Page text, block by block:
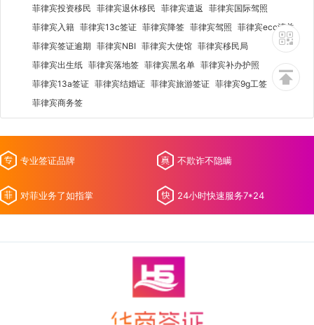
菲律宾投资移民 菲律宾退休移民 菲律宾遣返 菲律宾国际驾照
菲律宾入籍 菲律宾13c签证 菲律宾降签 菲律宾驾照 菲律宾ecc清关
菲律宾签证逾期 菲律宾NBI 菲律宾大使馆 菲律宾移民局
菲律宾出生纸 菲律宾落地签 菲律宾黑名单 菲律宾补办护照
菲律宾13a签证 菲律宾结婚证 菲律宾旅游签证 菲律宾9g工签
菲律宾商务签
专业签证品牌 不欺诈不隐瞒
对菲业务了如指掌 24小时快速服务7*24